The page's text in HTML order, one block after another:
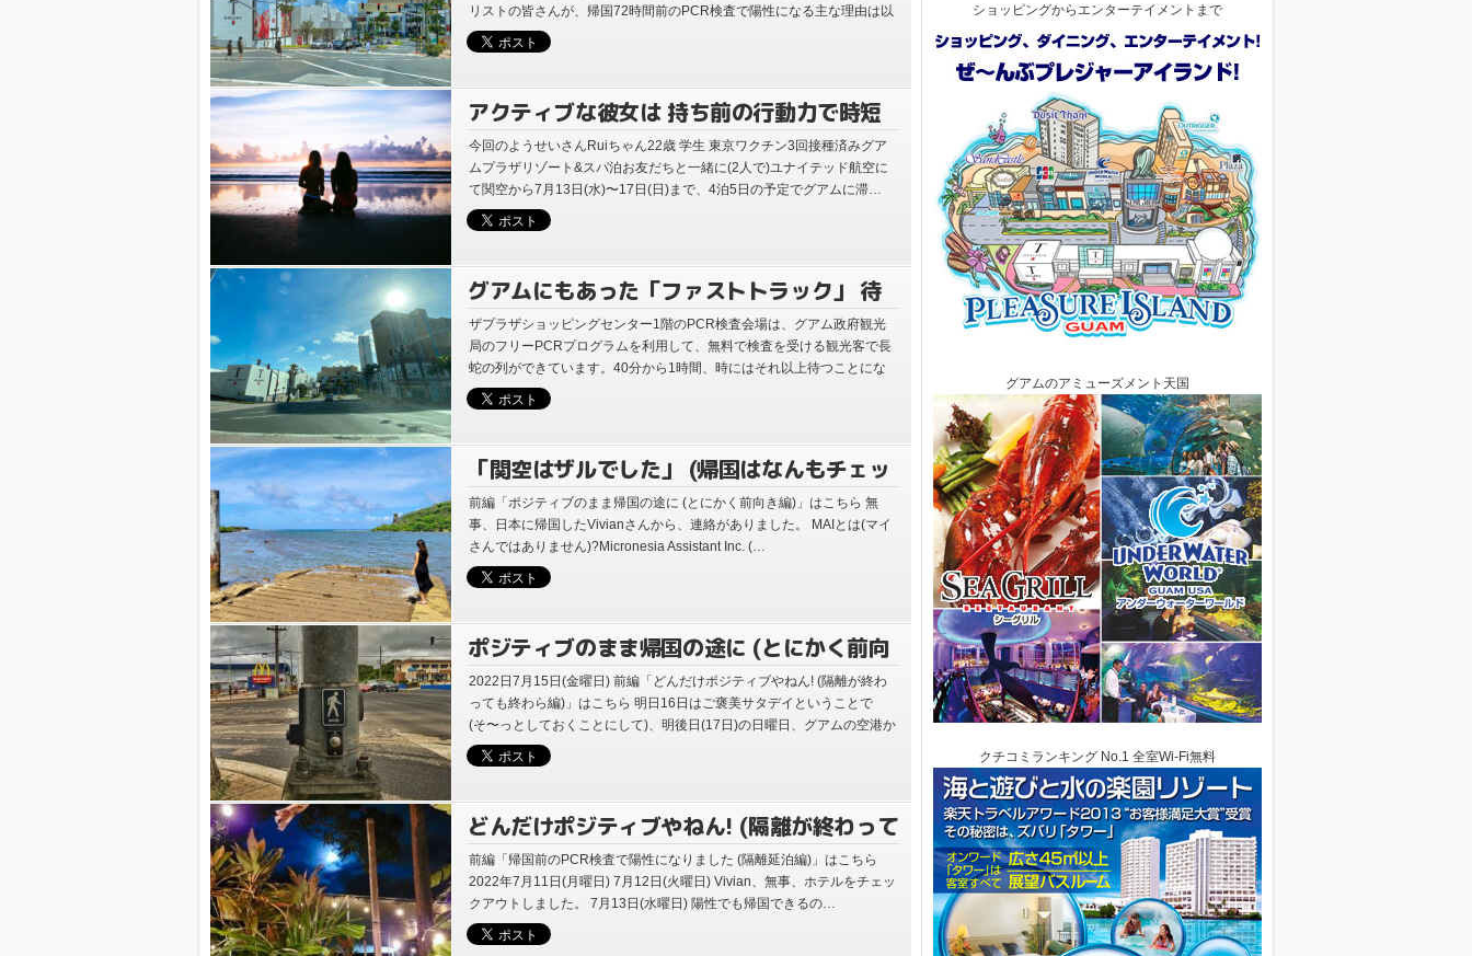
リストの皆さんが、帰国72時間前のPCR検査で陽性になる主な理由は以
下の2つです。 グア…
アクティブな彼女は 持ち前の行動力で時短
帰国なるか?! (グアムで感染したタイプ)
今回のようせいさんRuiちゃん22歳 学生 東京ワクチン3回接種済みグア
ムプラザリゾート&スパ泊お友だちと一緒に(2人で)ユナイテッド航空に
て関空から7月13日(水)〜17日(日)まで、4泊5日の予定でグアムに滞…
グアムにもあった「ファストトラック」 待
たずに帰国72時間前PCR検査を受ける方法
ザプラザショッピングセンター1階のPCR検査会場は、グアム政府観光
局のフリーPCRプログラムを利用して、無料で検査を受ける観光客で長
蛇の列ができています。40分から1時間、時にはそれ以上待つことにな
ります。 有料になりま…
「関空はザルでした」 (帰国はなんもチェッ
クせぇ編)
前編「ポジティブのまま帰国の途に (とにかく前向き編)」はこちら 無
事、日本に帰国したVivianさんから、連絡がありました。 MAIとは(マイ
さんではありません)?Micronesia Assistant Inc. (…
ポジティブのまま帰国の途に (とにかく前向
き編)
2022日7月15日(金曜日) 前編「どんだけポジティブやねん! (隔離が終わ
っても終わら編)」はこちら 明日16日はご褒美サタデイということで
(そ〜っとしておくことにして)、明後日(17日)の日曜日、グアムの空港か
らか…
どんだけポジティブやねん! (隔離が終わって
も終わら編)
前編「帰国前のPCR検査で陽性になりました (隔離延泊編)」はこちら
2022年7月11日(月曜日) 7月12日(火曜日) Vivian、無事、ホテルをチェッ
クアウトしました。 7月13日(水曜日) 陽性でも帰国できるの…
ショッピングからエンターテイメントまで
グアムのアミューズメント天国
クチコミランキング No.1 全室Wi-Fi無料